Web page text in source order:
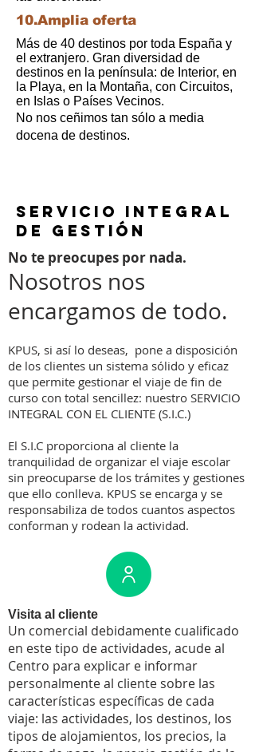
10.Amplia oferta
Más de 40 destinos por toda España y
el extranjero. Gran diversidad de
destinos en la península: de Interior, en
la Playa, en la Montaña, con Circuitos,
en Islas o Países Vecinos.
No nos ceñimos tan sólo a media
docena de destinos.
SERVICIO INTEGRAL
DE GESTIÓN
No te preocupes por nada.
Nosotros nos
encargamos de todo.
KPUS, si así lo deseas, pone a disposición
de los clientes un sistema sólido y eficaz
que permite gestionar el viaje de fin de
curso con total sencillez: nuestro SERVICIO
INTEGRAL CON EL CLIENTE (S.I.C.)
El S.I.C proporciona al cliente la
tranquilidad de organizar el viaje escolar
sin preocuparse de los trámites y gestiones
que ello conlleva. KPUS se encarga y se
responsabiliza de todos cuantos aspectos
conforman y rodean la actividad.
Visita al cliente
Un comercial debidamente cualificado
en este tipo de actividades, acude al
Centro para explicar e informar
personalmente al cliente sobre las
características específicas de cada
viaje: las actividades, los destinos, los
tipos de alojamientos, los precios, la